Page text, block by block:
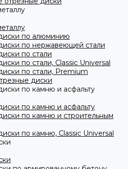
по алюминию
по нержавеющей стали
по стали
по стали, Classic Universal
по стали, Premium
диски
по камню и асфальту
по камню и асфальту
по камню и строительным
по камню, Classic Universal